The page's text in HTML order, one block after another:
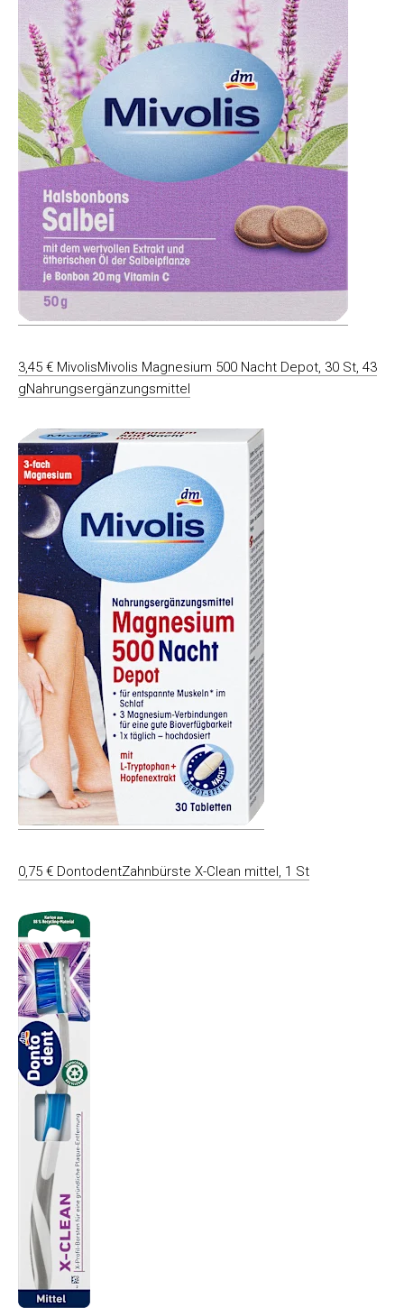
3,45 € MivolisMivolis Magnesium 500 Nacht Depot, 30 St, 43
gNahrungsergänzungsmittel
0,75 € DontodentZahnbürste X-Clean mittel, 1 St